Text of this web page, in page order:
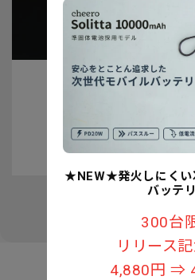
認知症予防への取
★NEW★発火しにくい
バッテ
300台
リリース
4,880円 ⇒